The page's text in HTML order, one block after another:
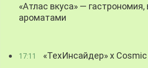
«Атлас вкуса» —
ароматами
17:11 «ТехИнсайдер» х